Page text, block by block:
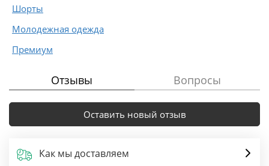
Шорты
Молодежная одежда
Премиум
Отзывы Вопросы
Оставить новый отзыв
Как мы доставляем